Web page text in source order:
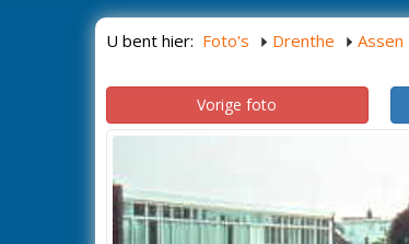
U bent hier: Foto's Drenthe Assen
Vorige foto